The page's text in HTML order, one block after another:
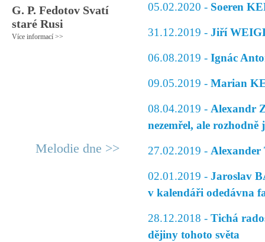
G. P. Fedotov Svatí
staré Rusi
Více informací >>
Melodie dne >>
05.02.2020 - Soeren
31.12.2019 - Jiří
06.08.2019 - Ignác
09.05.2019 - Marian
08.04.2019 - Alexandr
nezemřel, ale
27.02.2019 - Alexander
02.01.2019 - Jaroslav
v kalendáři odedávna
28.12.2018 - Tichá
dějiny tohoto světa